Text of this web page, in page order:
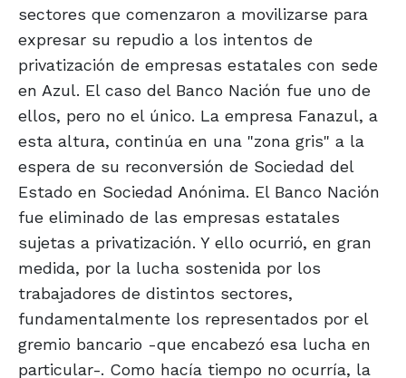
sectores que comenzaron a movilizarse para
expresar su repudio a los intentos de
privatización de empresas estatales con sede
en Azul. El caso del Banco Nación fue uno de
ellos, pero no el único. La empresa Fanazul, a
esta altura, continúa en una "zona gris" a la
espera de su reconversión de Sociedad del
Estado en Sociedad Anónima. El Banco Nación
fue eliminado de las empresas estatales
sujetas a privatización. Y ello ocurrió, en gran
medida, por la lucha sostenida por los
trabajadores de distintos sectores,
fundamentalmente los representados por el
gremio bancario -que encabezó esa lucha en
particular-. Como hacía tiempo no ocurría, la